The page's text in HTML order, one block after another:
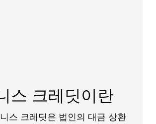
스 크레딧이란
스 크레딧은 법인의 대금 상환